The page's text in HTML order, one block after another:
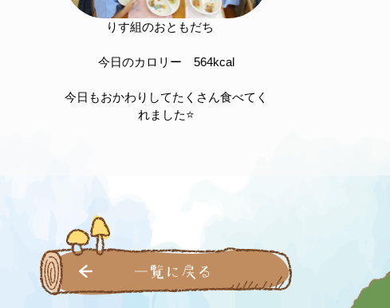
りす組のおともだち
今日のカロリー 564kcal
今日もおかわりしてたくさん食べてく
れました⭐
一覧に戻る